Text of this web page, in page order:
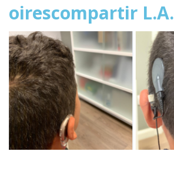
oirescompartir L.A.